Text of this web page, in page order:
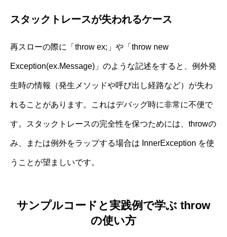
スタックトレースが失われるケース
再スローの際に「throw ex;」や「throw new
Exception(ex.Message)」のような記述をすると、例外発
生時の情報（発生メソッドや呼び出し経路など）が失わ
れることがあります。これはデバッグ時に非常に不便で
す。スタックトレースの完全性を保つためには、throwの
み、または例外をラップする場合は InnerException を使
うことが望ましいです。
サンプルコードと実践例で学ぶ throw
の使い方